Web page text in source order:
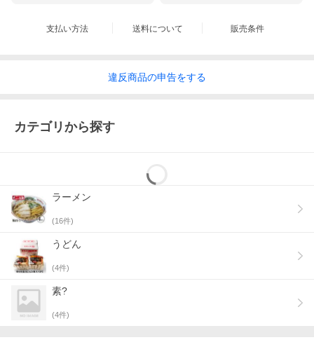
支払い方法 送料について 販売条件
違反商品の申告をする
カテゴリから探す
ラーメン
(16件)
うどん
(4件)
素?
(4件)